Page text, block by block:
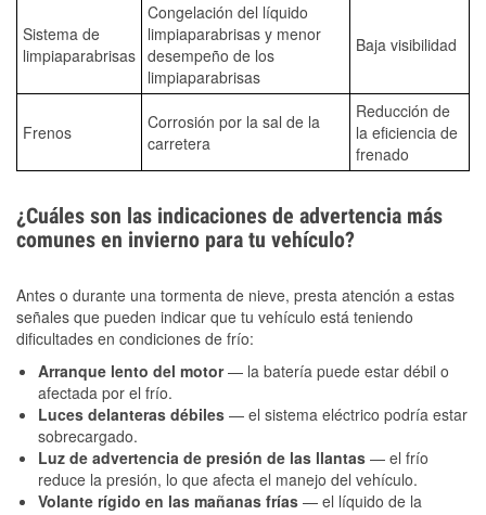
Sistema de
limpiaparabrisas
Congelación del líquido
limpiaparabrisas y menor
desempeño de los
limpiaparabrisas
Baja visibilidad
Frenos
Corrosión por la sal de la
carretera
Reducción de
la eficiencia de
frenado
¿Cuáles son las indicaciones de advertencia más
comunes en invierno para tu vehículo?
Antes o durante una tormenta de nieve, presta atención a estas
señales que pueden indicar que tu vehículo está teniendo
dificultades en condiciones de frío:
Arranque lento del motor— la batería puede estar débil o
afectada por el frío.
Luces delanteras débiles — el sistema eléctrico podría estar
sobrecargado.
Luz de advertencia de presión de las llantas — el frío
reduce la presión, lo que afecta el manejo del vehículo.
Volante rígido en las mañanas frías — el líquido de la